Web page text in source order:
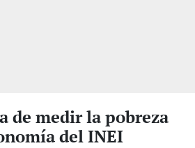
de medir la pobreza
del INEI